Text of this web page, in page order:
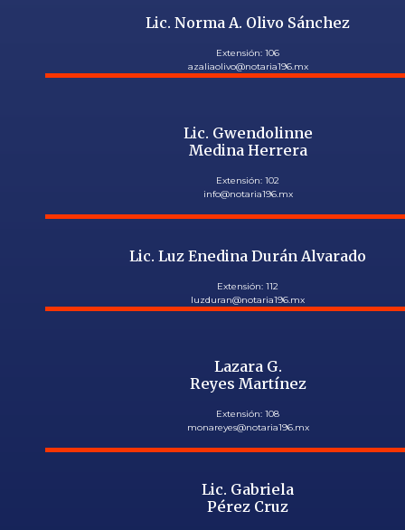
Lic. Norma A. Olivo Sánchez
Extensión: 106
azaliaolivo@notaria196.mx
Lic. Gwendolinne
Medina Herrera
Extensión: 102
info@notaria196.mx
Lic. Luz Enedina Durán Alvarado
Extensión: 112
luzduran@notaria196.mx
Lazara G.
Reyes Martínez
Extensión: 108
monareyes@notaria196.mx
Lic. Gabriela
Pérez Cruz